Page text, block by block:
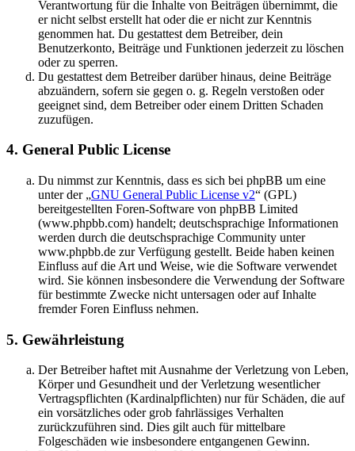
Verantwortung für die Inhalte von Beiträgen übernimmt, die
er nicht selbst erstellt hat oder die er nicht zur Kenntnis
genommen hat. Du gestattest dem Betreiber, dein
Benutzerkonto, Beiträge und Funktionen jederzeit zu löschen
oder zu sperren.
Du gestattest dem Betreiber darüber hinaus, deine Beiträge
abzuändern, sofern sie gegen o. g. Regeln verstoßen oder
geeignet sind, dem Betreiber oder einem Dritten Schaden
zuzufügen.
4. General Public License
Du nimmst zur Kenntnis, dass es sich bei phpBB um eine
unter der „GNU General Public License v2“ (GPL)
bereitgestellten Foren-Software von phpBB Limited
(www.phpbb.com) handelt; deutschsprachige Informationen
werden durch die deutschsprachige Community unter
www.phpbb.de zur Verfügung gestellt. Beide haben keinen
Einfluss auf die Art und Weise, wie die Software verwendet
wird. Sie können insbesondere die Verwendung der Software
für bestimmte Zwecke nicht untersagen oder auf Inhalte
fremder Foren Einfluss nehmen.
5. Gewährleistung
Der Betreiber haftet mit Ausnahme der Verletzung von Leben,
Körper und Gesundheit und der Verletzung wesentlicher
Vertragspflichten (Kardinalpflichten) nur für Schäden, die auf
ein vorsätzliches oder grob fahrlässiges Verhalten
zurückzuführen sind. Dies gilt auch für mittelbare
Folgeschäden wie insbesondere entgangenen Gewinn.